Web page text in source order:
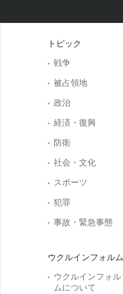
トピック
戦争
被占領地
政治
経済・復興
防衛
社会・文化
スポーツ
犯罪
事故・緊急事態
ウクルインフォルム
ウクルインフォル
ムについて